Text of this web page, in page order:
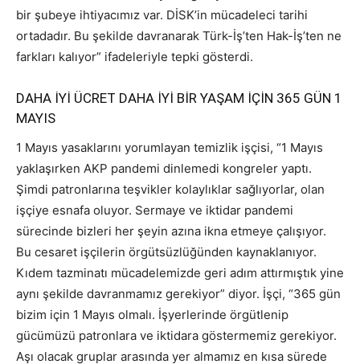
bir şubeye ihtiyacımız var. DİSK’in mücadeleci tarihi
ortadadır. Bu şekilde davranarak Türk-İş’ten Hak-İş’ten ne
farkları kalıyor” ifadeleriyle tepki gösterdi.
DAHA İYİ ÜCRET DAHA İYİ BİR YAŞAM İÇİN 365 GÜN 1
MAYIS
1 Mayıs yasaklarını yorumlayan temizlik işçisi, “1 Mayıs
yaklaşırken AKP pandemi dinlemedi kongreler yaptı.
Şimdi patronlarına teşvikler kolaylıklar sağlıyorlar, olan
işçiye esnafa oluyor. Sermaye ve iktidar pandemi
sürecinde bizleri her şeyin azına ikna etmeye çalışıyor.
Bu cesaret işçilerin örgütsüzlüğünden kaynaklanıyor.
Kıdem tazminatı mücadelemizde geri adım attırmıştık yine
aynı şekilde davranmamız gerekiyor” diyor. İşçi, “365 gün
bizim için 1 Mayıs olmalı. İşyerlerinde örgütlenip
gücümüzü patronlara ve iktidara göstermemiz gerekiyor.
Aşı olacak gruplar arasında yer almamız en kısa sürede